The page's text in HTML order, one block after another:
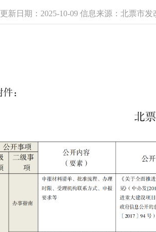
更新日期：2025-10-09 信息来源：北票市